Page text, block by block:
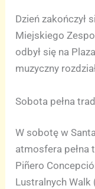
Dzień zakończył
Miejskiego
odbył się na
muzyczny
Sobota pełna
W sobotę w
atmosfera pełna
Piñero
Lustralnych